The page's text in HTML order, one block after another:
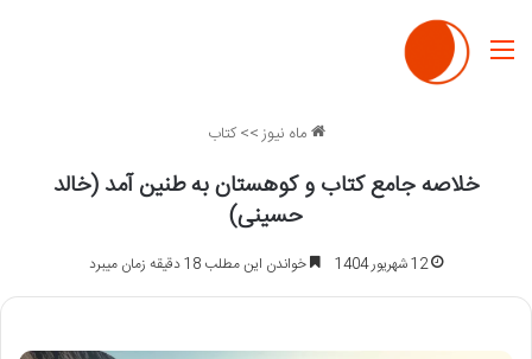
منو
ماه نیوز>> کتاب
خلاصه جامع کتاب و کوهستان به طنین آمد (خالد
حسینی)
12 شهریور 1404 خواندن این مطلب 18 دقیقه زمان میبرد